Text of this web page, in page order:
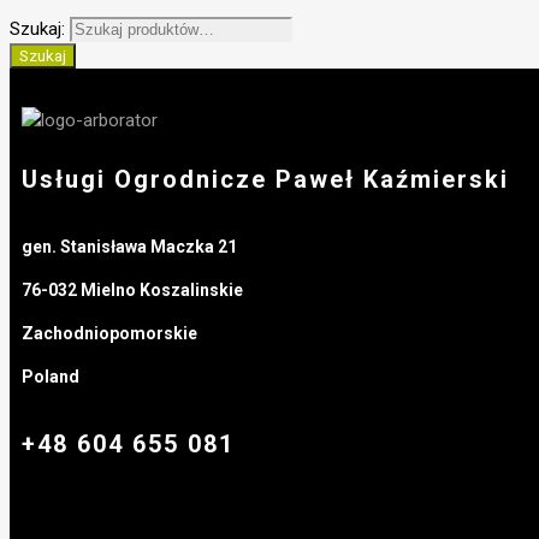
Szukaj:
Szukaj
Usługi Ogrodnicze Paweł Kaźmierski
gen. Stanisława Maczka 21
76-032 Mielno Koszalinskie
Zachodniopomorskie
Poland
+48 604 655 081